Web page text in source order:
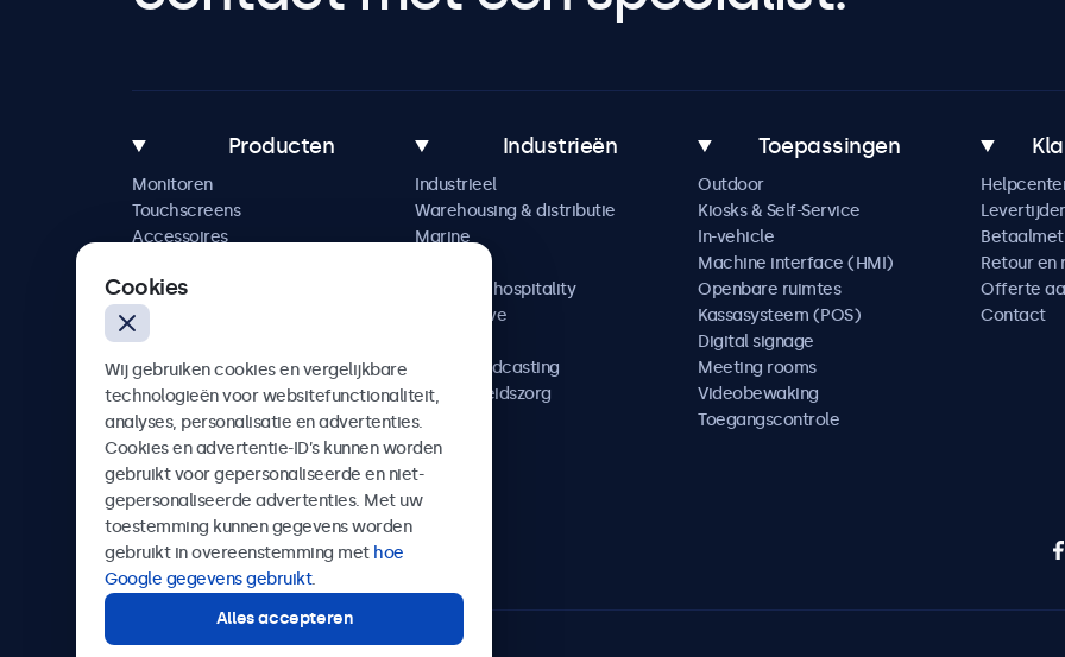
Producten
Monitoren
Touchscreens
Accessoires
Industrieën
Industrieel
Warehousing & distributie
Marine
Horeca & hospitality
Automotive
AV & Broadcasting
Gezondheidszorg
Toepassingen
Outdoor
Kiosks & Self-Service
In-vehicle
Machine interface (HMI)
Openbare ruimtes
Kassasysteem (POS)
Digital signage
Meeting rooms
Videobewaking
Toegangscontrole
Retour en
Offerte
Contact
Beetronics
Quellinstraat 49, 2018 Antwerpen, Belgïe
Cookies
Wij gebruiken cookies en vergelijkbare
technologieën voor websitefunctionaliteit,
analyses, personalisatie en advertenties.
Cookies en advertentie-ID’s kunnen worden
gebruikt voor gepersonaliseerde en niet-
gepersonaliseerde advertenties. Met uw
toestemming kunnen gegevens worden
gebruikt in overeenstemming met hoe
Google gegevens gebruikt.
Alles accepteren